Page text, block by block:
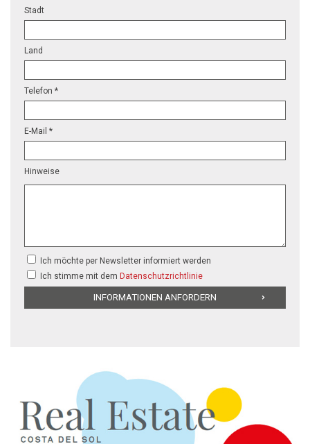
Stadt
Land
Telefon *
E-Mail *
Hinweise
Ich möchte per Newsletter informiert werden
Ich stimme mit dem Datenschutzrichtlinie